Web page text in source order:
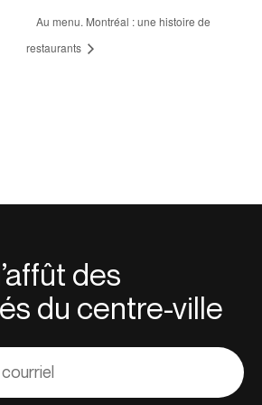
Au menu. Montréal : une histoire de
restaurants
des
du centre-ville